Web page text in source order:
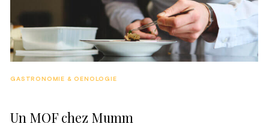
Un MOF chez Mumm
GASTRONOMIE & OENOLOGIE